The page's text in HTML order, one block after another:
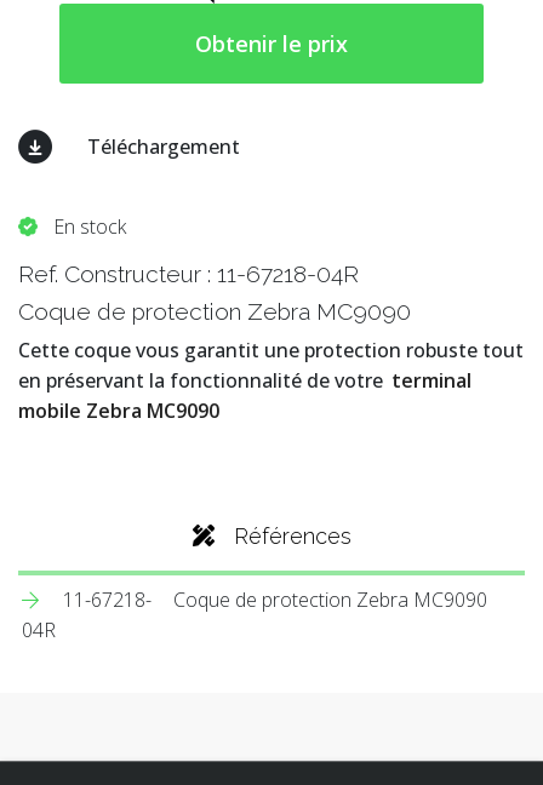
Obtenir le prix
Téléchargement
En stock
Ref. Constructeur : 11-67218-04R
Coque de protection Zebra MC9090
Cette coque vous garantit une protection robuste tout
en préservant la fonctionnalité de votre terminal
mobile Zebra MC9090
Références
11-67218-
04R
Coque de protection Zebra MC9090